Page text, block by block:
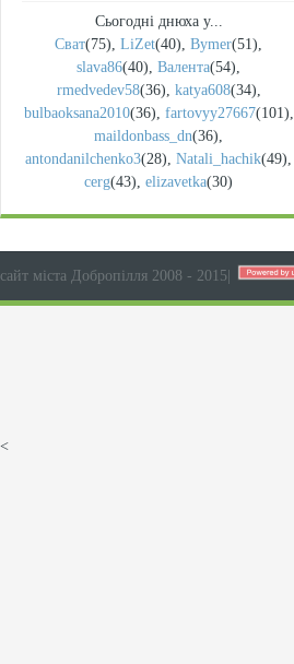
Сьогодні днюха у...
Сват(75), LiZet(40), Bymer(51),
slava86(40), Валента(54),
rmedvedev58(36), katya608(34),
bulbaoksana2010(36), fartovyy27667(101),
maildonbass_dn(36),
antondanilchenko3(28), Natali_hachik(49),
cerg(43), elizavetka(30)
сайт міста Добропілля 2008 - 2015
<